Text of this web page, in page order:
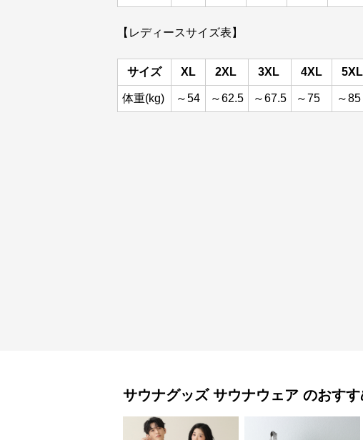
【レディースサイズ表】
サイズ XL 2XL 3XL 4XL 5XL
体重(kg) ～54 ～62.5 ～67.5 ～75 ～85
サウナグッズ サウナウェア のおす